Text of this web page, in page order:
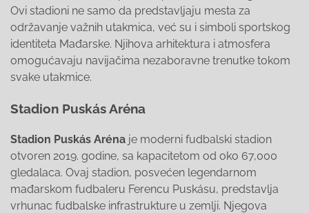
Ovi stadioni ne samo da predstavljaju mesta za
održavanje važnih utakmica, već su i simboli sportskog
identiteta Mađarske. Njihova arhitektura i atmosfera
omogućavaju navijačima nezaboravne trenutke tokom
svake utakmice.
Stadion Puskás Aréna
Stadion Puskás Aréna je moderni fudbalski stadion
otvoren 2019. godine, sa kapacitetom od oko 67,000
gledalaca. Ovaj stadion, posvećen legendarnom
mađarskom fudbaleru Ferencu Puskásu, predstavlja
vrhunac fudbalske infrastrukture u zemlji. Njegova